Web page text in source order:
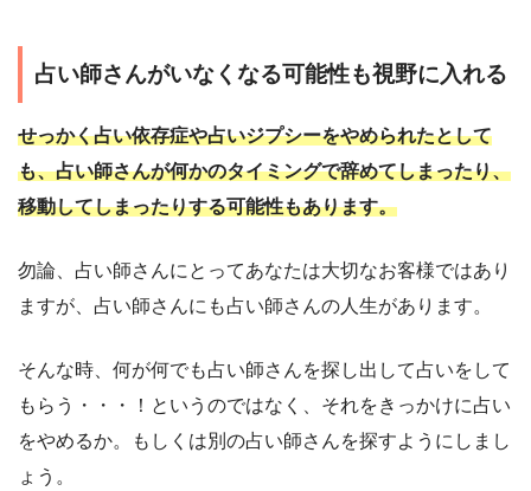
占い師さんがいなくなる可能性も視野に入れる
せっかく占い依存症や占いジプシーをやめられたとして
も、占い師さんが何かのタイミングで辞めてしまったり、
移動してしまったりする可能性もあります。
勿論、占い師さんにとってあなたは大切なお客様ではあり
ますが、占い師さんにも占い師さんの人生があります。
そんな時、何が何でも占い師さんを探し出して占いをして
もらう・・・！というのではなく、それをきっかけに占い
をやめるか。もしくは別の占い師さんを探すようにしまし
ょう。